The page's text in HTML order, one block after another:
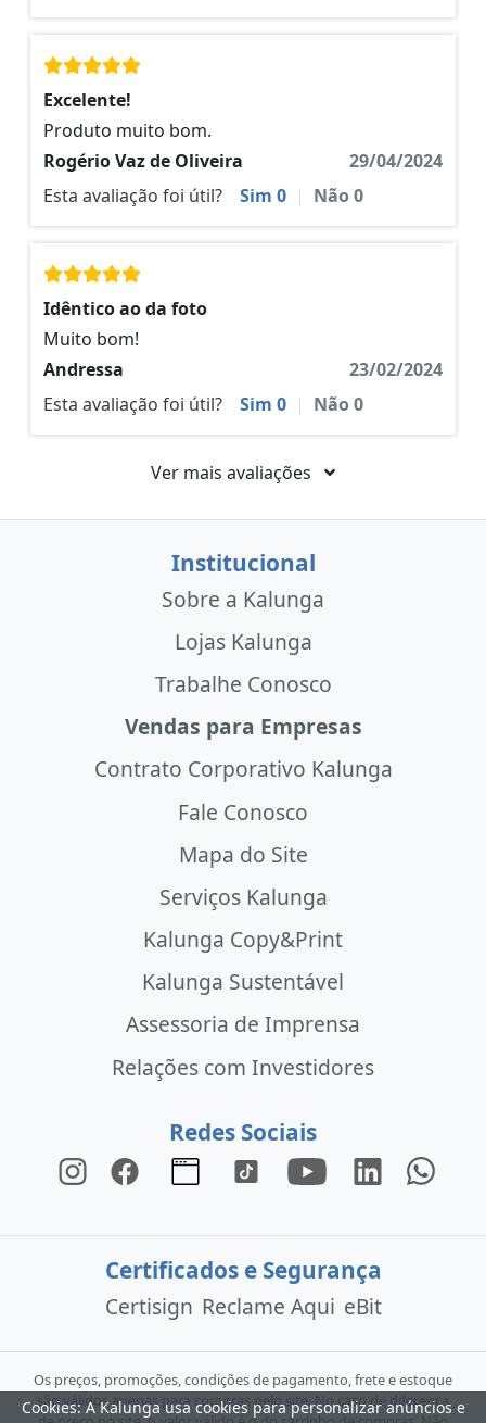
Excelente!
Produto muito bom.
Rogério Vaz de Oliveira
29/04/2024
Esta avaliação foi útil?
Sim 0 | Não0
Idêntico ao da foto
Muito bom!
Andressa
23/02/2024
Esta avaliação foi útil?
Sim 0 | Não0
Ver mais avaliações
Institucional
Sobre a Kalunga
Lojas Kalunga
Trabalhe Conosco
Vendas para Empresas
Contrato Corporativo Kalunga
Fale Conosco
Mapa do Site
Serviços Kalunga
Kalunga Copy&Print
Kalunga Sustentável
Assessoria de Imprensa
Relações com Investidores
Redes Sociais
Certificados e Segurança
Certisign Reclame Aqui eBit
Os preços, promoções, condições de pagamento, frete e estoque
são válidos apenas para compras pelo site. No caso de diferença
Cookies: A Kalunga usa cookies para personalizar anúncios e